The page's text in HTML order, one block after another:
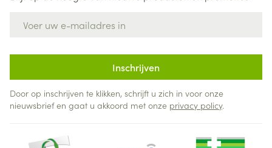
Inschrijven
Door op inschrijven te klikken, schrijft u zich in voor onze
nieuwsbrief en gaat u akkoord met onze privacy policy.